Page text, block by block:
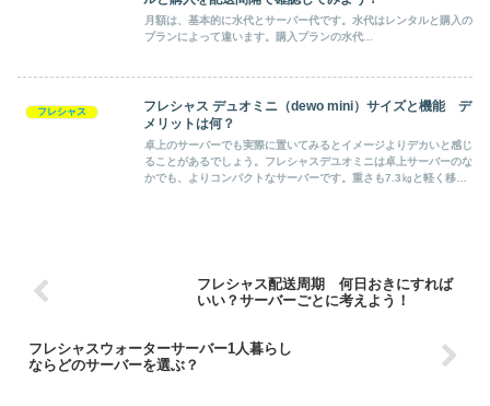
月額は、基本的に水代とサーバー代です。水代はレンタルと購入の
プランによって違います。購入プランの水代...
フレシャス
フレシャス デュオミニ（dewo mini）サイズと機能 デ
メリットは何？
卓上のサーバーでも実際に置いてみるとイメージよりデカいと感じ
ることがあるでしょう。フレシャスデユオミニは卓上サーバーのな
かでも、よりコンパクトなサーバーです。重さも7.3㎏と軽く移動
フレシャス配送周期 何日おきにすれば
いい？サーバーごとに考えよう！
フレシャスウォーターサーバー1人暮らし
ならどのサーバーを選ぶ？